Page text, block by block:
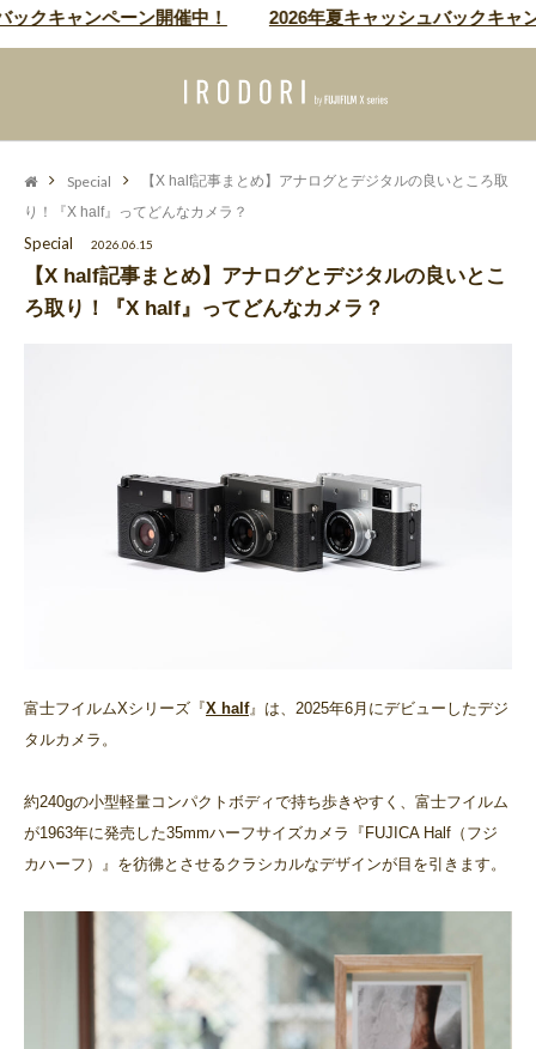
キャンペーン開催中！ 2026年夏キャッシュバックキャンペ
Special
【X half記事まとめ】アナログとデジタルの良いところ取
り！『X half』ってどんなカメラ？
Special 2026.06.15
【X half記事まとめ】アナログとデジタルの良いとこ
ろ取り！『X half』ってどんなカメラ？
富士フイルムXシリーズ『X half』は、2025年6月にデビューしたデジ
タルカメラ。
約240gの小型軽量コンパクトボディで持ち歩きやすく、富士フイルム
が1963年に発売した35mmハーフサイズカメラ『FUJICA Half（フジ
カハーフ）』を彷彿とさせるクラシカルなデザインが目を引きます。